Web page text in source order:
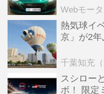
全版／
Webモー
熱気球イ
京」が2
ンテンツ
千葉知充
スシロー
ボ！ 限定